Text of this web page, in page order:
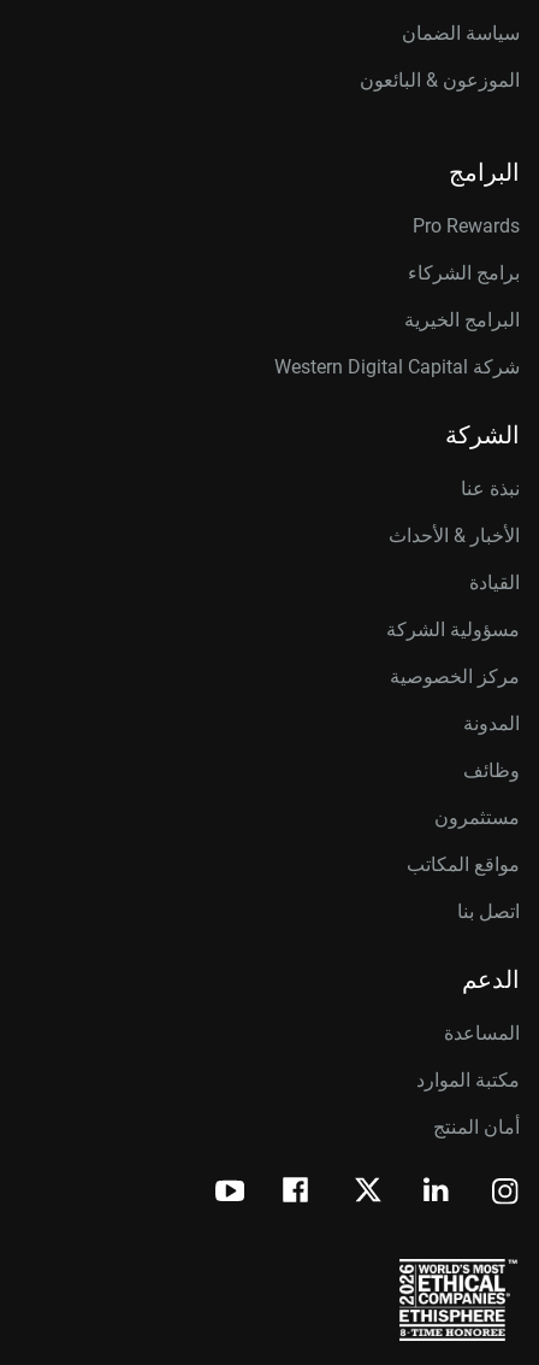
سياسة الضمان
الموزعون & البائعون
البرامج
Pro Rewards
برامج الشركاء
البرامج الخيرية
شركة Western Digital Capital
الشركة
نبذة عنا
الأخبار & الأحداث
القيادة
مسؤولية الشركة
مركز الخصوصية
المدونة
وظائف
مستثمرون
مواقع المكاتب
اتصل بنا
الدعم
المساعدة
مكتبة الموارد
أمان المنتج